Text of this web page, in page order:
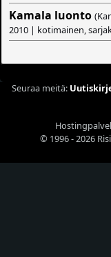
Kamala luonto
2010 | kotimainen,
Seuraa meitä:
© 1996 - 2026